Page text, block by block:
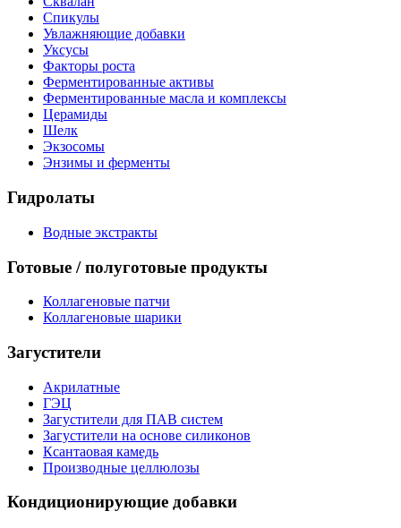
Спикулы
Увлажняющие добавки
Уксусы
Факторы роста
Ферментированные активы
Ферментированные масла и комплексы
Церамиды
Шелк
Экзосомы
Энзимы и ферменты
Гидролаты
Водные экстракты
Готовые / полуготовые продукты
Коллагеновые патчи
Коллагеновые шарики
Загустители
Акрилатные
ГЭЦ
Загустители для ПАВ систем
Загустители на основе силиконов
Ксантаовая камедь
Производные целлюлозы
Кондиционирующие добавки